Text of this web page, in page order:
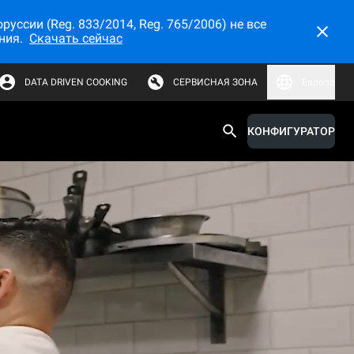
(Reg. 833/2014, Reg. 765/2006) не все
Скачать сейчас
DATA DRIVEN COOKING СЕРВИСНАЯ ЗОНА
КОНФИГУРАТОР